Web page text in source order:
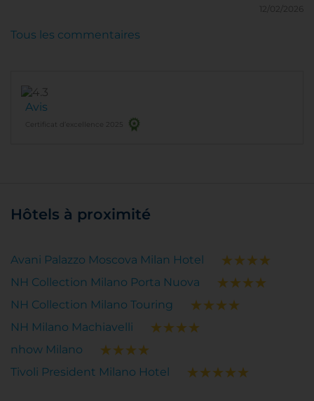
12/02/2026
Avis
Certificat d’excellence 2025
Tous les commentaires
Hôtels à proximité
Avani Palazzo Moscova Milan Hotel
NH Collection Milano Porta Nuova
NH Collection Milano Touring
NH Milano Machiavelli
nhow Milano
Tivoli President Milano Hotel